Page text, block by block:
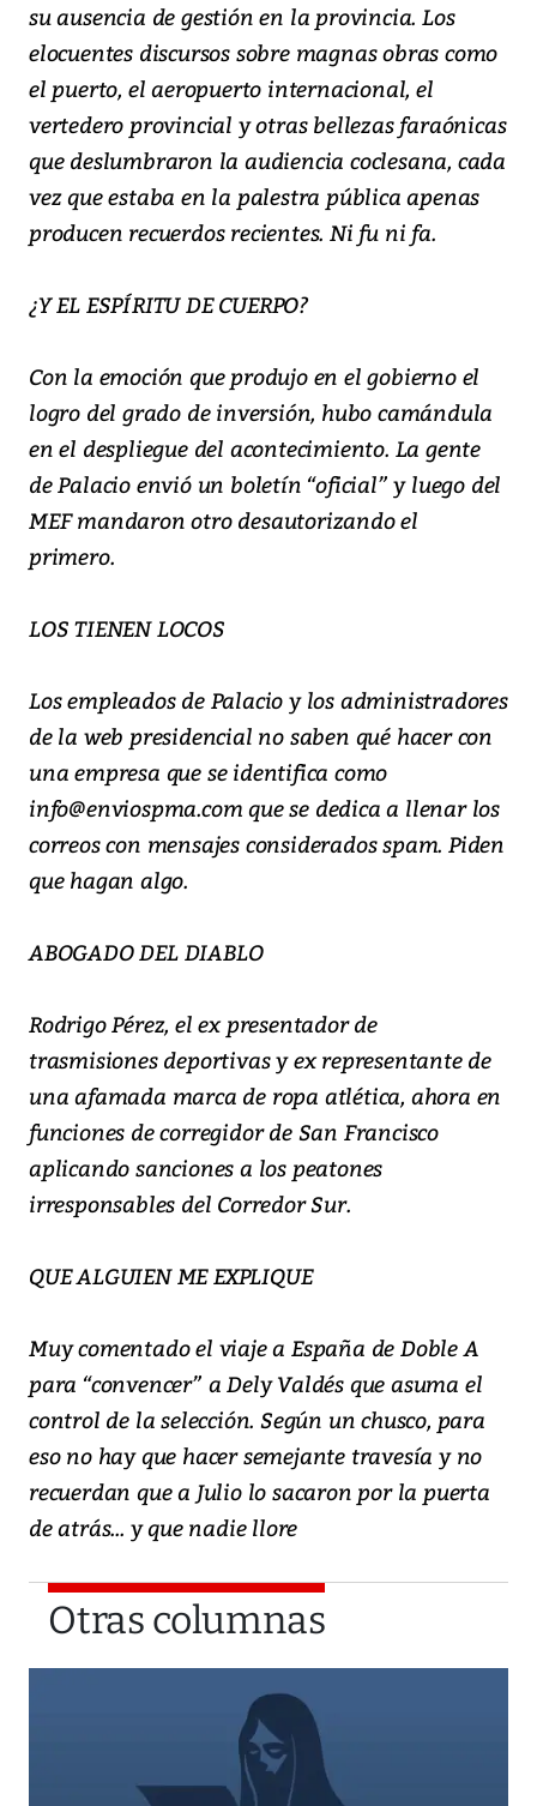
su ausencia de gestión en la provincia. Los
elocuentes discursos sobre magnas obras como
el puerto, el aeropuerto internacional, el
vertedero provincial y otras bellezas faraónicas
que deslumbraron la audiencia coclesana, cada
vez que estaba en la palestra pública apenas
producen recuerdos recientes. Ni fu ni fa.
¿Y EL ESPÍRITU DE CUERPO?
Con la emoción que produjo en el gobierno el
logro del grado de inversión, hubo camándula
en el despliegue del acontecimiento. La gente
de Palacio envió un boletín “oficial” y luego del
MEF mandaron otro desautorizando el
primero.
LOS TIENEN LOCOS
Los empleados de Palacio y los administradores
de la web presidencial no saben qué hacer con
una empresa que se identifica como
info@enviospma.com que se dedica a llenar los
correos con mensajes considerados spam. Piden
que hagan algo.
ABOGADO DEL DIABLO
Rodrigo Pérez, el ex presentador de
trasmisiones deportivas y ex representante de
una afamada marca de ropa atlética, ahora en
funciones de corregidor de San Francisco
aplicando sanciones a los peatones
irresponsables del Corredor Sur.
QUE ALGUIEN ME EXPLIQUE
Muy comentado el viaje a España de Doble A
para “convencer” a Dely Valdés que asuma el
control de la selección. Según un chusco, para
eso no hay que hacer semejante travesía y no
recuerdan que a Julio lo sacaron por la puerta
de atrás... y que nadie llore
Otras columnas